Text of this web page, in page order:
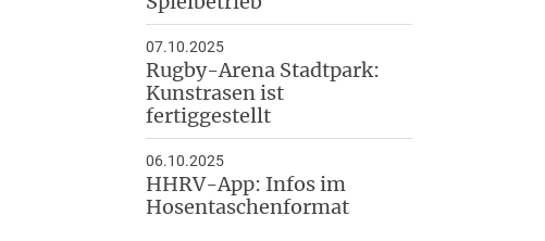
07.10.2025
Rugby-Arena Stadtpark:
Kunstrasen ist
fertiggestellt
06.10.2025
HHRV-App: Infos im
Hosentaschenformat